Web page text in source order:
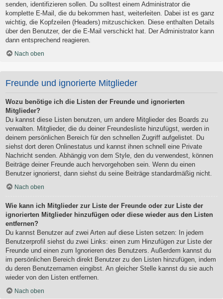
senden, identifizieren sollen. Du solltest einem Administrator die
komplette E-Mail, die du bekommen hast, weiterleiten. Dabei ist es ganz
wichtig, die Kopfzeilen (Headers) mitzuschicken. Diese enthalten Details
über den Benutzer, der die E-Mail verschickt hat. Der Administrator kann
dann entsprechend reagieren.
Nach oben
Freunde und ignorierte Mitglieder
Wozu benötige ich die Listen der Freunde und ignorierten
Mitglieder?
Du kannst diese Listen benutzen, um andere Mitglieder des Boards zu
verwalten. Mitglieder, die du deiner Freundesliste hinzufügst, werden in
deinem persönlichen Bereich für den schnellen Zugriff aufgelistet. Du
siehst dort deren Onlinestatus und kannst ihnen schnell eine Private
Nachricht senden. Abhängig von dem Style, den du verwendest, können
Beiträge deiner Freunde auch hervorgehoben sein. Wenn du einen
Benutzer ignorierst, dann siehst du seine Beiträge standardmäßig nicht.
Nach oben
Wie kann ich Mitglieder zur Liste der Freunde oder zur Liste der
ignorierten Mitglieder hinzufügen oder diese wieder aus den Listen
entfernen?
Du kannst Benutzer auf zwei Arten auf diese Listen setzen: In jedem
Benutzerprofil siehst du zwei Links: einen zum Hinzufügen zur Liste der
Freunde und einen zum Ignorieren des Benutzers. Außerdem kannst du
im persönlichen Bereich direkt Benutzer zu den Listen hinzufügen, indem
du deren Benutzernamen eingibst. An gleicher Stelle kannst du sie auch
wieder von den Listen entfernen.
Nach oben